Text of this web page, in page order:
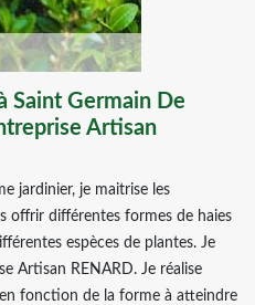
Saint Germain De
Artisan
jardinier, je maitrise les
offrir différentes formes de haies
espèces de plantes. Je
Artisan RENARD. Je réalise
fonction de la forme à atteindre